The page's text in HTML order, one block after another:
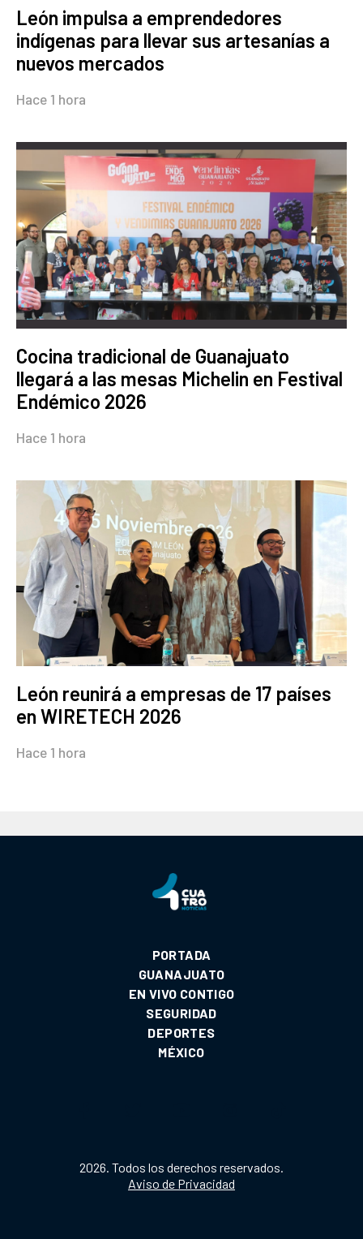
León impulsa a emprendedores
indígenas para llevar sus artesanías a
nuevos mercados
Hace 1 hora
Cocina tradicional de Guanajuato
llegará a las mesas Michelin en Festival
Endémico 2026
Hace 1 hora
León reunirá a empresas de 17 países
en WIRETECH 2026
Hace 1 hora
PORTADA
GUANAJUATO
EN VIVO CONTIGO
SEGURIDAD
DEPORTES
MÉXICO
2026. Todos los derechos reservados.
Aviso de Privacidad